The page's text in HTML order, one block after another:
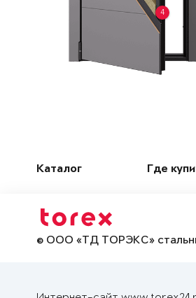
4
Каталог Где
© ООО «ТД ТОРЭКС»